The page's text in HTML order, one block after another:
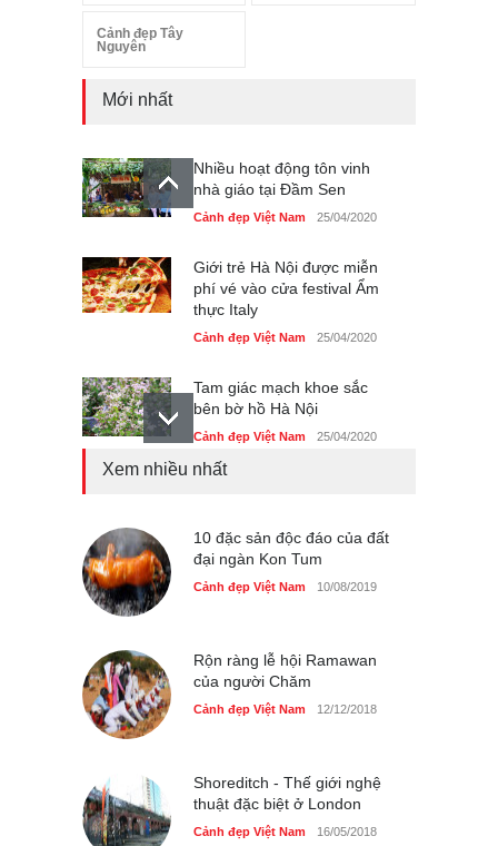
Cảnh đẹp Tây
Nguyên
Mới nhất
Nhiều hoạt động tôn vinh
nhà giáo tại Đầm Sen
Cảnh đẹp Việt Nam 25/04/2020
Giới trẻ Hà Nội được miễn
phí vé vào cửa festival Ẩm
thực Italy
Cảnh đẹp Việt Nam 25/04/2020
Tam giác mạch khoe sắc
bên bờ hồ Hà Nội
Cảnh đẹp Việt Nam 25/04/2020
Cảnh đẹp Việt Nam 24/04/2020
Những món ăn đồng quê
Xem nhiều nhất
10 đặc sản độc đáo của đất
đại ngàn Kon Tum
Cảnh đẹp Việt Nam 10/08/2019
Rộn ràng lễ hội Ramawan
của người Chăm
Cảnh đẹp Việt Nam 12/12/2018
Shoreditch - Thế giới nghệ
thuật đặc biệt ở London
Cảnh đẹp Việt Nam 16/05/2018